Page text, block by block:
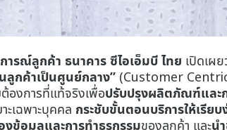
รณ์ลูกค้า ธนาคาร ซีไอเอ็มบี ไทย เปิดเผย
ลูกค้าเป็นศูนย์กลาง” (Customer
องการที่แท้จริงเพื่อปรับปรุงผลิตภัณฑ์และก
ะเฉพาะบุคคล กระชับขั้นตอนบริการให้เรีย
ข้อมูลและการทำธุรกรรมของลูกค้า และน